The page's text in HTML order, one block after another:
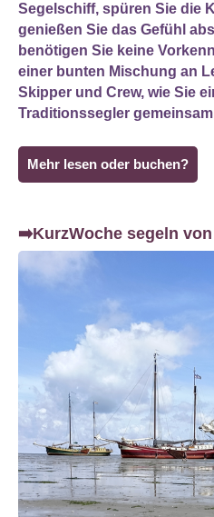
Segelschiff, spüren Sie die
genießen Sie das Gefühl
benötigen Sie keine
einer bunten Mischung an
Skipper und Crew, wie Sie
Traditionssegler
Mehr lesen oder buchen?
➡️KurzWoche segeln von